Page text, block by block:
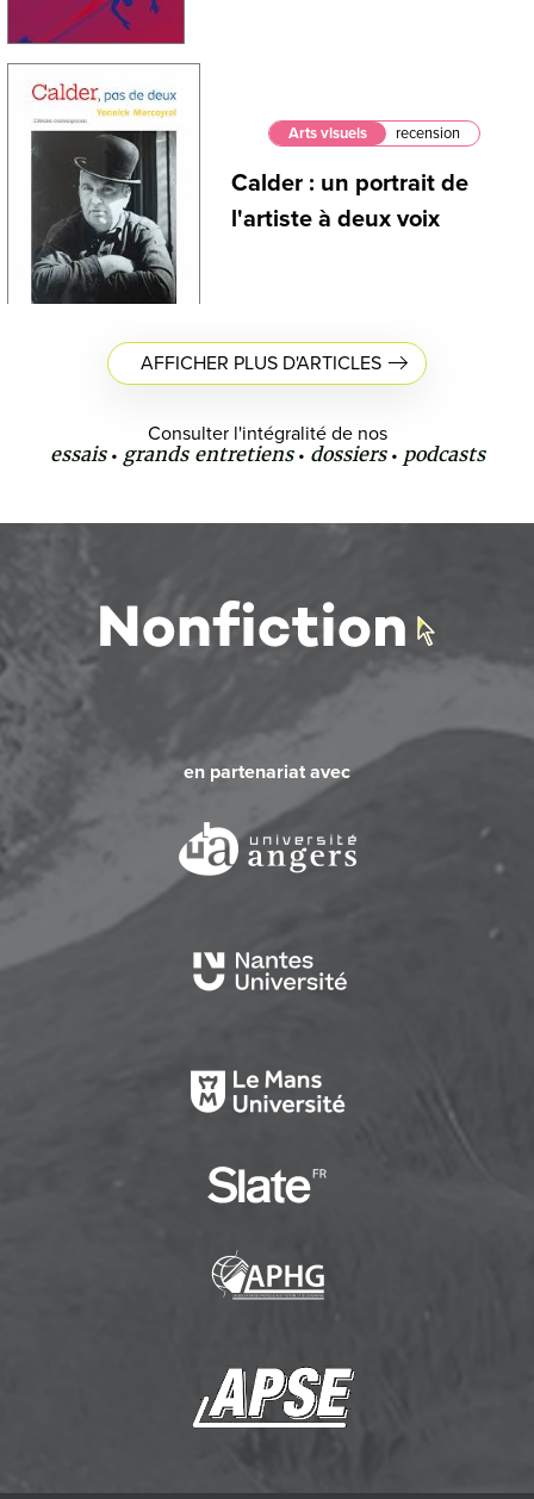
Arts visuels recension
Calder : un portrait de
l'artiste à deux voix
AFFICHER PLUS D'ARTICLES
Consulter l'intégralité de nos
essais• grands entretiens• dossiers• podcasts
en partenariat avec